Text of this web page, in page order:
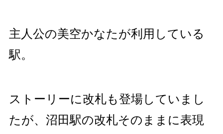
主人公の美空かなたが利用している
駅。
ストーリーに改札も登場していまし
たが、沼田駅の改札そのままに表現